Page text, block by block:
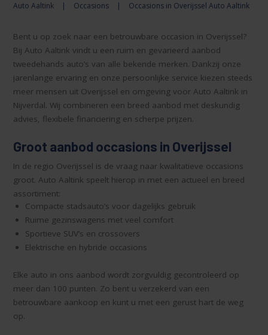
Auto Aaltink | Occasions | Occasions in Overijssel Auto Aaltink
Bent u op zoek naar een betrouwbare occasion in Overijssel?
Bij Auto Aaltink vindt u een ruim en gevarieerd aanbod
tweedehands auto’s van alle bekende merken. Dankzij onze
jarenlange ervaring en onze persoonlijke service kiezen steeds
meer mensen uit Overijssel en omgeving voor Auto Aaltink in
Nijverdal. Wij combineren een breed aanbod met deskundig
advies, flexibele financiering en scherpe prijzen.
Groot aanbod occasions in Overijssel
In de regio Overijssel is de vraag naar kwalitatieve occasions
groot. Auto Aaltink speelt hierop in met een actueel en breed
assortiment:
Compacte stadsauto’s voor dagelijks gebruik
Ruime gezinswagens met veel comfort
Sportieve SUV’s en crossovers
Elektrische en hybride occasions
Elke auto in ons aanbod wordt zorgvuldig gecontroleerd op
meer dan 100 punten. Zo bent u verzekerd van een
betrouwbare aankoop en kunt u met een gerust hart de weg
op.